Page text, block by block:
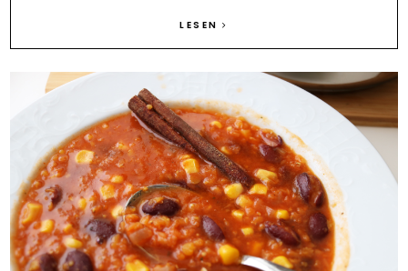
LESEN